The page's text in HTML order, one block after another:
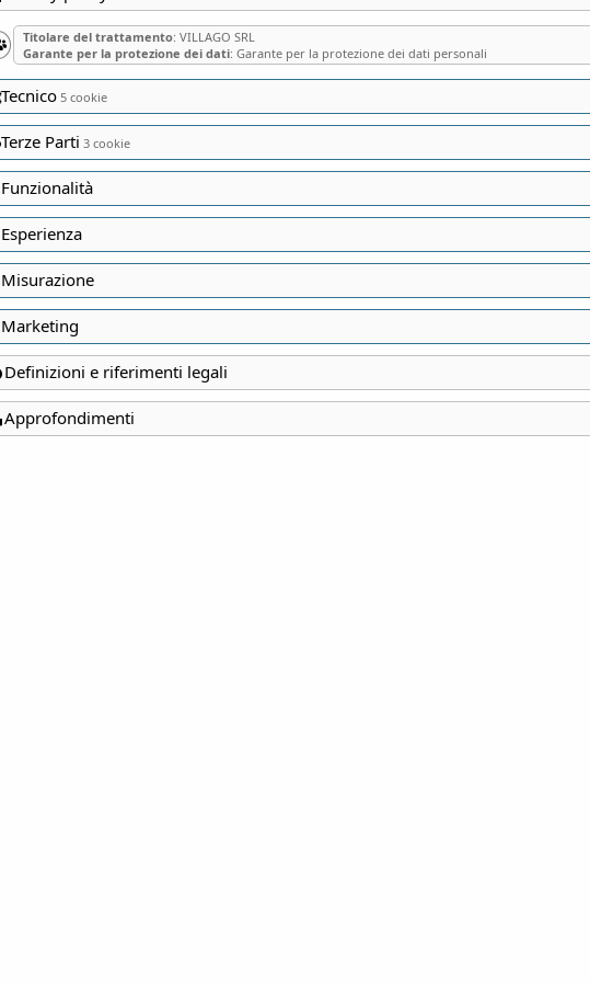
VILLA BORRI
DELLE PIU’
ALLE PORTE DI
Titolare del trattamento: VILLAGO SRL
Garante per la protezione dei dati: Garante per la protezione dei dati personali
Tecnico 5 cookie
Terze Parti 3 cookie
Funzionalità
Esperienza
Misurazione
Marketing
Definizioni e riferimenti legali
Approfondimenti